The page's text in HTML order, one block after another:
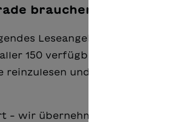
brauchen und lesen
Leseangebot, das für jede
150 verfügbaren SJW Hefte
und sie dann via
– wir übernehmen die Kosten für